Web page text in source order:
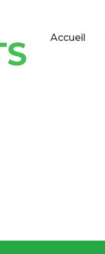
Accueil